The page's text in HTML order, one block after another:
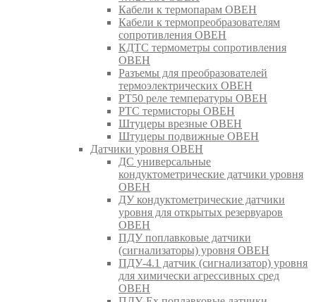
Кабели к термопарам ОВЕН
Кабели к термопреобразователям
сопротивления ОВЕН
КДТС термометры сопротивления
ОВЕН
Разъемы для преобразователей
термоэлектрических ОВЕН
РТ50 реле температуры ОВЕН
РТС термисторы ОВЕН
Штуцеры врезные ОВЕН
Штуцеры подвижные ОВЕН
Датчики уровня ОВЕН
ДС универсальные
кондуктометрические датчики уровня
ОВЕН
ДУ кондуктометрические датчики
уровня для открытых резервуаров
ОВЕН
ПДУ поплавковые датчики
(сигнализаторы) уровня ОВЕН
ПДУ-4.1 датчик (сигнализатор) уровня
для химически агрессивных сред
ОВЕН